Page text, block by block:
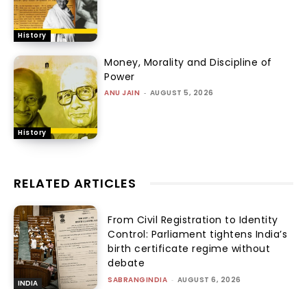
History
History
Money, Morality and Discipline of
Power
ANU JAIN - AUGUST 5, 2026
RELATED ARTICLES
INDIA
From Civil Registration to Identity
Control: Parliament tightens India’s
birth certificate regime without
debate
SABRANGINDIA - AUGUST 6, 2026